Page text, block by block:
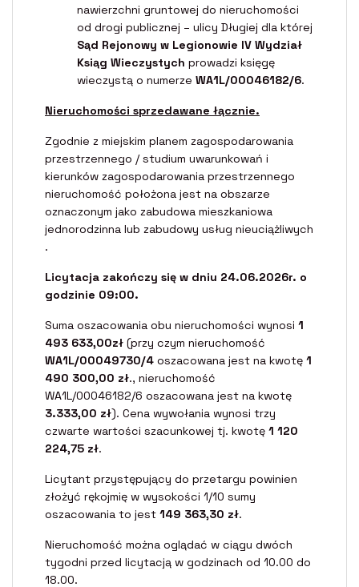
nawierzchni gruntowej do nieruchomości
od drogi publicznej – ulicy Długiej dla której
Sąd Rejonowy w Legionowie IV Wydział
Ksiąg Wieczystych prowadzi księgę
wieczystą o numerze WA1L/00046182/6.
Nieruchomości sprzedawane łącznie.
Zgodnie z miejskim planem zagospodarowania
przestrzennego / studium uwarunkowań i
kierunków zagospodarowania przestrzennego
nieruchomość położona jest na obszarze
oznaczonym jako zabudowa mieszkaniowa
jednorodzinna lub zabudowy usług nieuciążliwych
.
Licytacja zakończy się w dniu 24.06.2026r. o
godzinie 09:00.
Suma oszacowania obu nieruchomości wynosi 1
493 633,00zł (przy czym nieruchomość
WA1L/00049730/4 oszacowana jest na kwotę 1
490 300,00 zł., nieruchomość
WA1L/00046182/6 oszacowana jest na kwotę
3.333,00 zł). Cena wywołania wynosi trzy
czwarte wartości szacunkowej tj. kwotę 1 120
224,75 zł.
Licytant przystępujący do przetargu powinien
złożyć rękojmię w wysokości 1/10 sumy
oszacowania to jest 149 363,30 zł.
Nieruchomość można oglądać w ciągu dwóch
tygodni przed licytacją w godzinach od 10.00 do
18.00.